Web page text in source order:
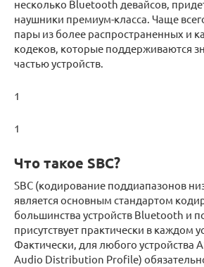
несколько Bluetooth девайсов,
наушники премиум-класса. Чаще
пары из более распространенных и
кодеков, которые поддерживаются
частью устройств.
1
1
Что такое SBC?
SBC (кодирование поддиапазонов
является основным стандартом
большинства устройств Bluetooth и
присутствует практически в каждом
Фактически, для любого устройства
Audio Distribution Profile)